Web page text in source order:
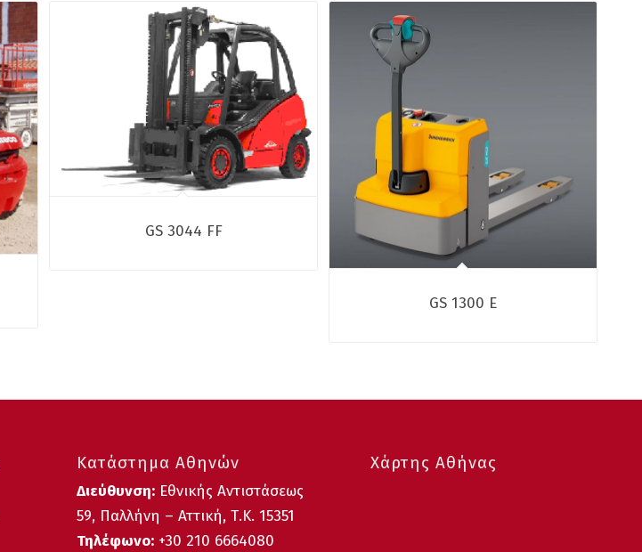
GS 3044 FF
GS 1300 E
Κατάστημα Αθηνών
Διεύθυνση: Εθνικής Αντιστάσεως
59, Παλλήνη – Αττική, Τ.Κ. 15351
Τηλέφωνο: +30 210 6664080
Χάρτης Αθήνας